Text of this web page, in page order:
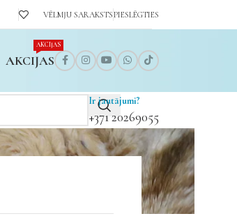
VĒLMJU SARAKSTSPIESLĒGTIES
AKCIJAS
AKCIJAS
Ir jautājumi?
+371 20269055